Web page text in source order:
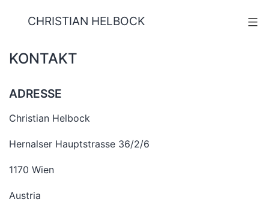
CHRISTIAN HELBOCK
KONTAKT
ADRESSE
Christian Helbock
Hernalser Hauptstrasse 36/2/6
1170 Wien
Austria